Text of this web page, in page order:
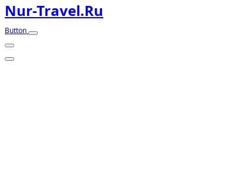
Nur-Travel.ru
Button